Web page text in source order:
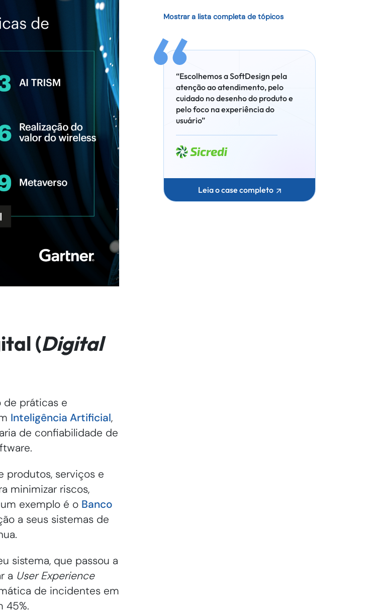
(Digital
de práticas e
Inteligência Artificial,
de confiabilidade de
produtos, serviços e
minimizar riscos,
exemplo é o Banco
a seus sistemas de
sistema, que passou a
a User Experience
de incidentes em
45%.
Mostrar a lista completa de tópicos
“Escolhemos a SoftDesign pela
atenção ao atendimento, pelo
cuidado no desenho do produto e
pelo foco na experiência do
usuário”
Leia o case completo